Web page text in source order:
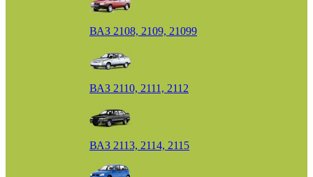
ВАЗ 2108, 2109, 21099
ВАЗ 2110, 2111, 2112
ВАЗ 2113, 2114, 2115